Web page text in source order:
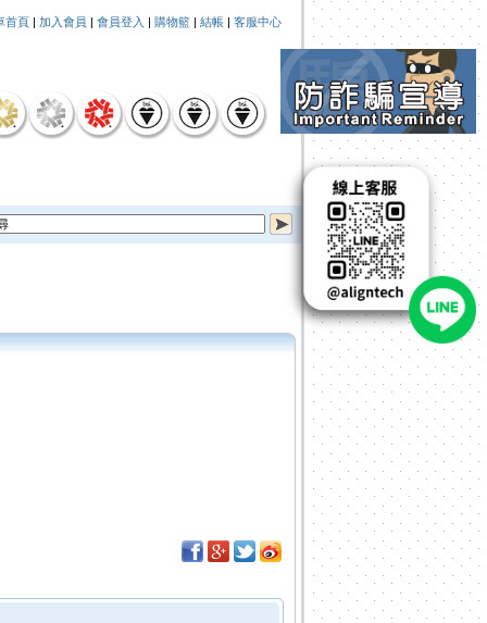
首頁 | 加入會員 | 會員登入 | 購物籃 | 結帳 | 客服中心